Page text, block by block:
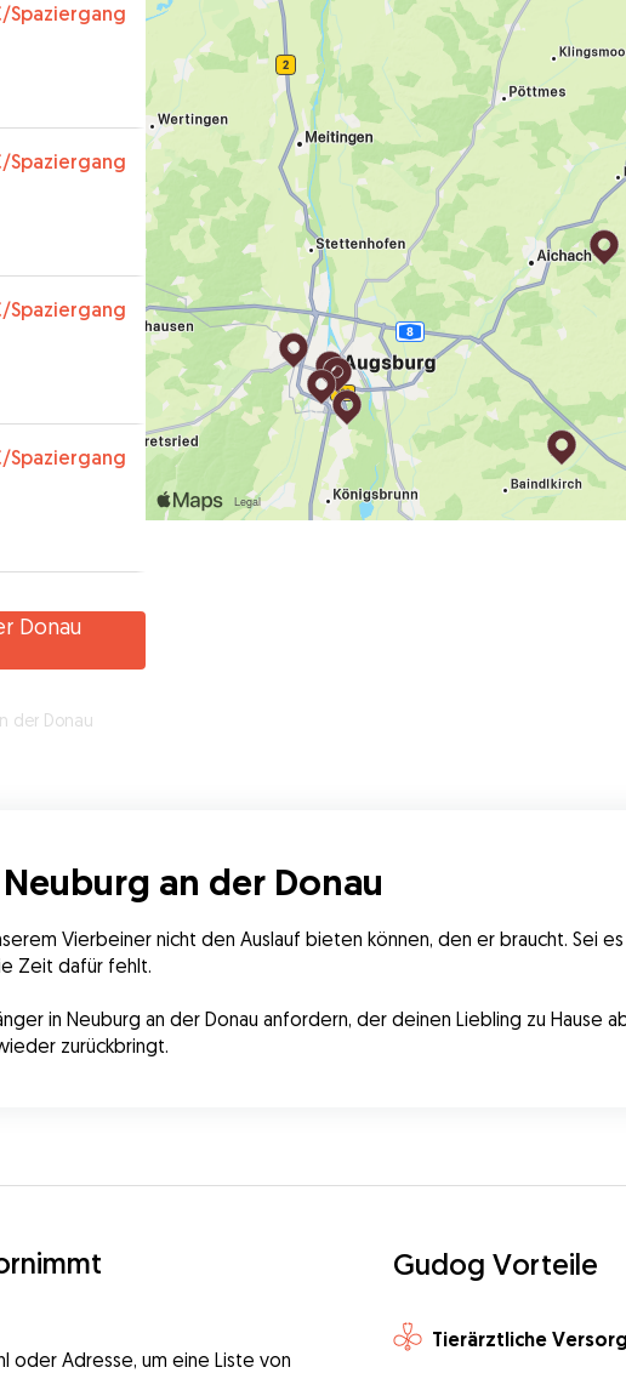
/Spaziergang
/Spaziergang
/Spaziergang
/Spaziergang
Donau
der Donau
an der Donau
Vierbeiner nicht den Auslauf bieten können, den er braucht. Sei
Zeit dafür fehlt.
in Neuburg an der Donau anfordern, der deinen Liebling zu Hause
zurückbringt.
oder Adresse, um eine Liste von
Gudog Vorteile
Tierärztliche